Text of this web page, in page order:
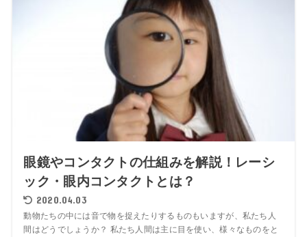
眼鏡やコンタクトの仕組みを解説！レーシ
ック・眼内コンタクトとは？
2020.04.03
動物たちの中には音で物を捉えたりするものもいますが、私たち人
間はどうでしょうか？ 私たち人間は主に目を使い、様々なものをと